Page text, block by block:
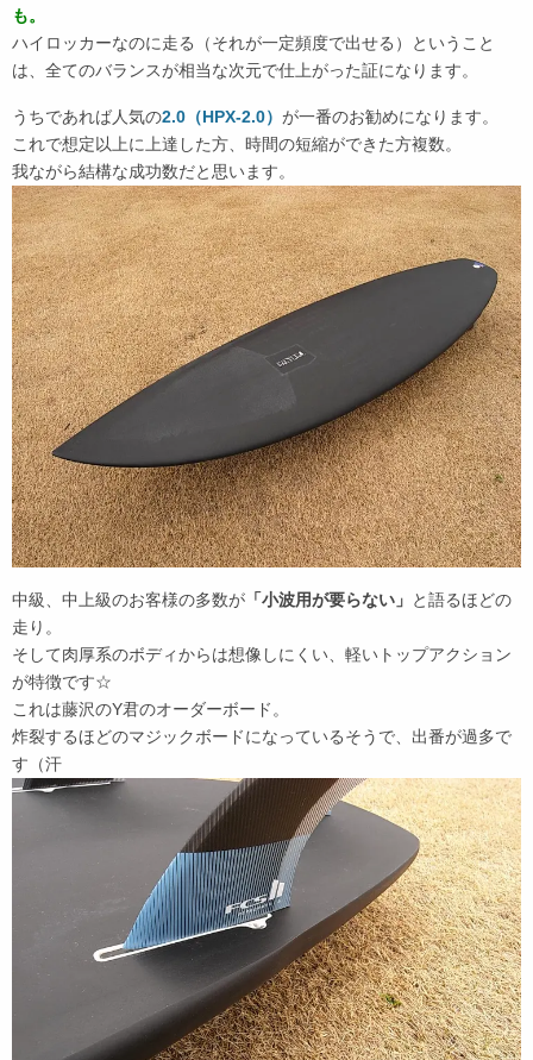
も。
ハイロッカーなのに走る（それが一定頻度で出せる）ということ
は、全てのバランスが相当な次元で仕上がった証になります。
うちであれば人気の2.0（HPX-2.0） が一番のお勧めになります。
これで想定以上に上達した方、時間の短縮ができた方複数。
我ながら結構な成功数だと思います。
中級、中上級のお客様の多数が 「小波用が要らない」 と語るほどの
走り。
そして肉厚系のボディからは想像しにくい、軽いトップアクション
が特徴です☆
これは藤沢のY君のオーダーボード。
炸裂するほどのマジックボードになっているそうで、出番が過多で
す（汗